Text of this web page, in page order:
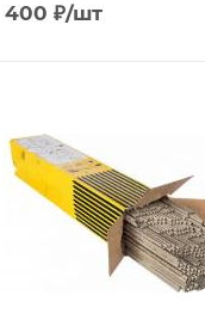
400 ₽/шт